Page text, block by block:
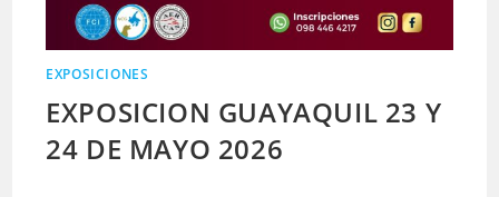
EXPOSICIONES
EXPOSICION GUAYAQUIL 23 Y
24 DE MAYO 2026